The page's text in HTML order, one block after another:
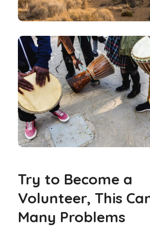
Try to Become a
Volunteer, This
Many Problems